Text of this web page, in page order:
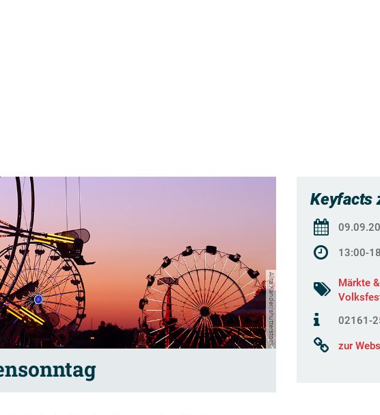
Alita Xander/shutterstock
Keyfacts
13:00-
Märkte
02161-
zur